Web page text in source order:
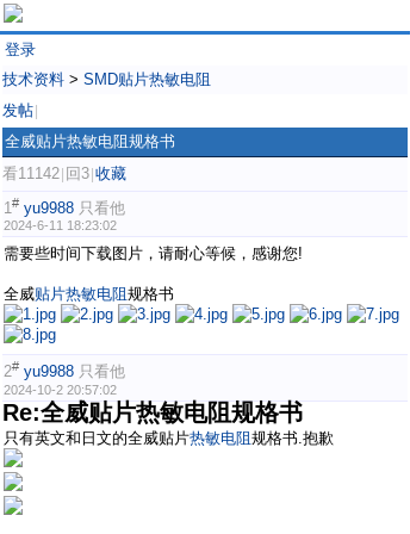
登录
技术资料 > SMD贴片热敏电阻
发帖
全威贴片热敏电阻规格书
看11142 回3 收藏
1# yu9988 只看他
2024-6-11 18:23:02
需要些时间下载图片，请耐心等候，感谢您!
全威贴片热敏电阻 规格书
2# yu9988 只看他
2024-10-2 20:57:02
Re:全威贴片热敏电阻规格书
只有英文和日文的全威贴片热敏电阻 规格书.抱歉